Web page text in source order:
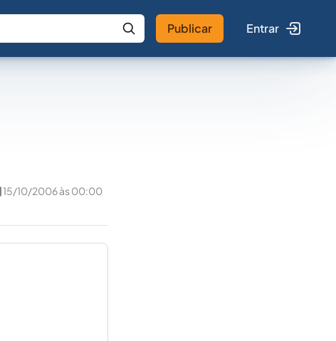
a IA Buscar no Jus
Publicar Entrar
15/10/2006 às 00:00